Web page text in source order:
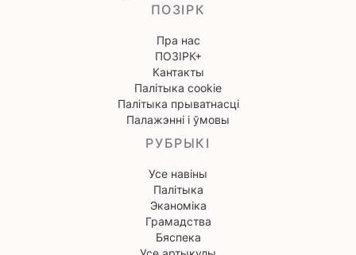
ПОЗІРК
Пра нас
ПОЗІРК+
Кантакты
Палітыка cookie
Палітыка прыватнасці
Палажэнні і ўмовы
РУБРЫКІ
Усе навіны
Палітыка
Эканоміка
Грамадства
Бяспека